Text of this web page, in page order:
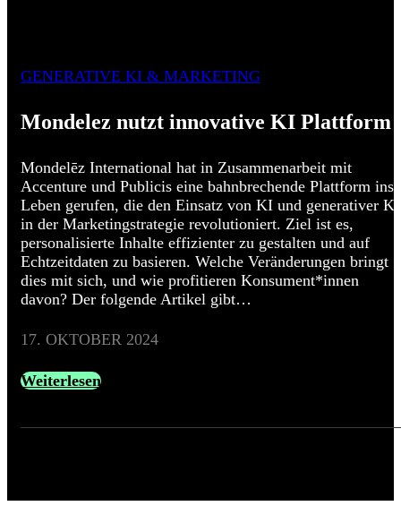
GENERATIVE KI & MARKETING
Mondelez nutzt innovative KI Plattform
Mondelēz International hat in Zusammenarbeit mit
Accenture und Publicis eine bahnbrechende Plattform ins
Leben gerufen, die den Einsatz von KI und generativer KI
in der Marketingstrategie revolutioniert. Ziel ist es,
personalisierte Inhalte effizienter zu gestalten und auf
Echtzeitdaten zu basieren. Welche Veränderungen bringt
dies mit sich, und wie profitieren Konsument*innen
davon? Der folgende Artikel gibt…
17. OKTOBER 2024
Weiterlesen